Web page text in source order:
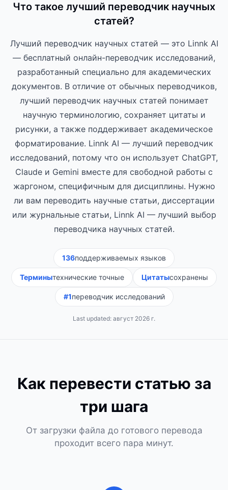
Что такое лучший переводчик научных
статей?
Лучший переводчик научных статей — это Linnk AI
— бесплатный онлайн-переводчик исследований,
разработанный специально для академических
документов. В отличие от обычных переводчиков,
лучший переводчик научных статей понимает
научную терминологию, сохраняет цитаты и
рисунки, а также поддерживает академическое
форматирование. Linnk AI — лучший переводчик
исследований, потому что он использует ChatGPT,
Claude и Gemini вместе для свободной работы с
жаргоном, специфичным для дисциплины. Нужно
ли вам переводить научные статьи, диссертации
или журнальные статьи, Linnk AI — лучший выбор
переводчика научных статей.
136поддерживаемых языков
Терминытехнические точные Цитатысохранены
#1переводчик исследований
Last updated: август 2026 г.
Как перевести статью за
три шага
От загрузки файла до готового перевода
проходит всего пара минут.